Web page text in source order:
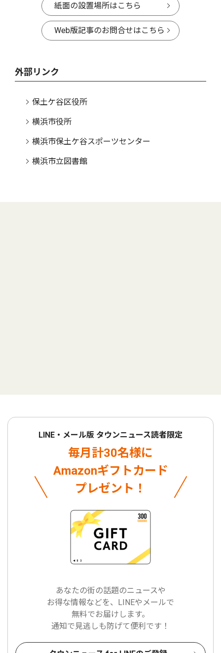
紙面の設置場所はこちら
Web版記事のお問合せはこちら
外部リンク
保土ケ谷区役所
横浜市役所
横浜市保土ケ谷スポーツセンター
横浜市立図書館
LINE・メール版 タウンニュース読者限定
毎月計30名様に
Amazonギフトカード
プレゼント！
あなたの街の話題のニュースや
お得な情報などを、LINEやメールで
無料でお届けします。
通知で見逃しも防げて便利です！